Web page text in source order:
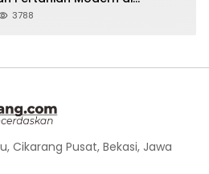
3788
Cikarang Pusat, Bekasi, Jawa